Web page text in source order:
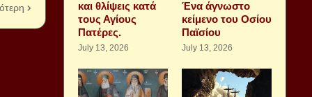
και θλίψεις κατά
τους Αγίους
Πατέρες.
July 13, 2026
Ένα άγνωστο
κείμενο του Οσίου
Παϊσίου
July 13, 2026